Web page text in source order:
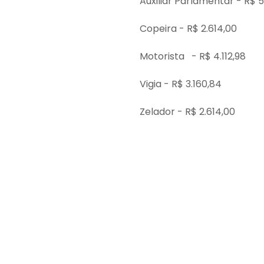
Copeira - R$ 2.614,00
Motorista - R$ 4.112,98
Vigia - R$ 3.160,84
Zelador - R$ 2.614,00